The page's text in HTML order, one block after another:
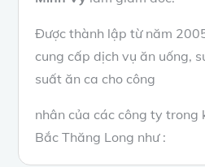
Được thành lập từ năm
cung cấp dịch vụ ăn uống,
suất ăn ca cho công
nhân của các công ty trong
Bắc Thăng Long như :